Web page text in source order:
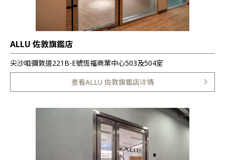
ALLU 佐敦旗鑑店
尖沙咀彌敦道221B-E號恆福商業中心503及504室
查看ALLU 佐敦旗鑑店详情